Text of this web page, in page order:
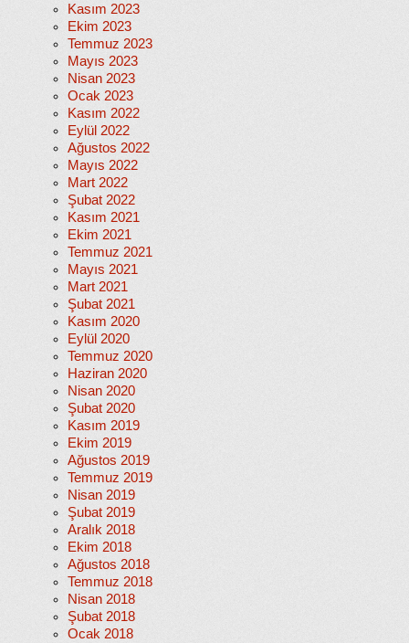
Kasım 2023
Ekim 2023
Temmuz 2023
Mayıs 2023
Nisan 2023
Ocak 2023
Kasım 2022
Eylül 2022
Ağustos 2022
Mayıs 2022
Mart 2022
Şubat 2022
Kasım 2021
Ekim 2021
Temmuz 2021
Mayıs 2021
Mart 2021
Şubat 2021
Kasım 2020
Eylül 2020
Temmuz 2020
Haziran 2020
Nisan 2020
Şubat 2020
Kasım 2019
Ekim 2019
Ağustos 2019
Temmuz 2019
Nisan 2019
Şubat 2019
Aralık 2018
Ekim 2018
Ağustos 2018
Temmuz 2018
Nisan 2018
Şubat 2018
Ocak 2018